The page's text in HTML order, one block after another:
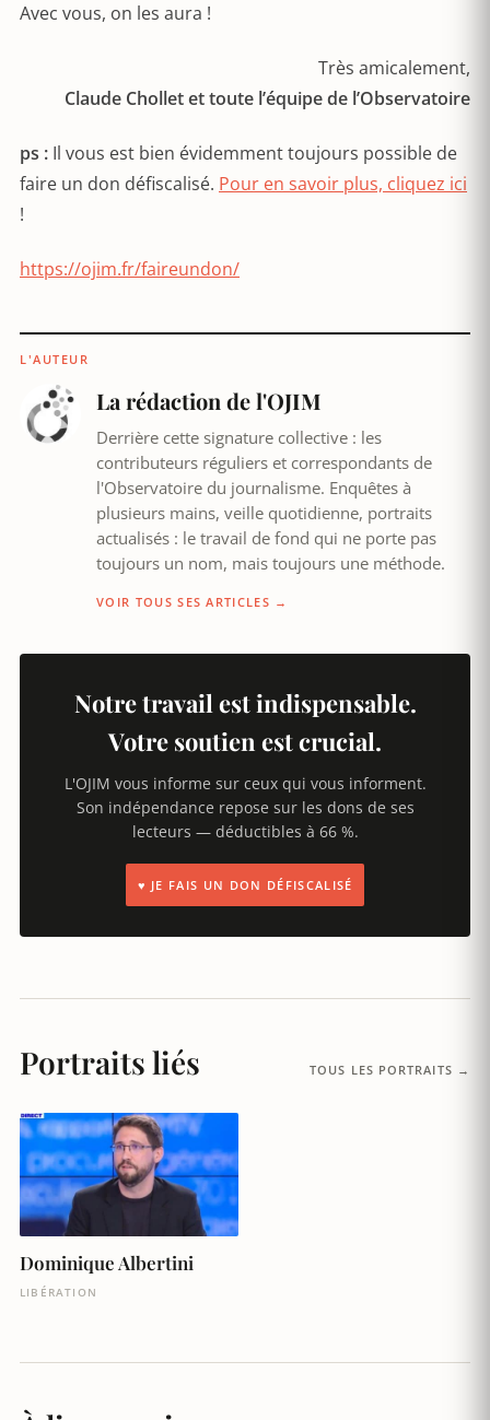
Avec vous, on les aura !
Très amicalement,
Claude Chollet et toute l’équipe de l’Observatoire
ps : Il vous est bien évidemment toujours possible de
faire un don défiscalisé. Pour en savoir plus, cliquez ici
!
https://ojim.fr/faireundon/
L'AUTEUR
La rédaction de l'OJIM
Derrière cette signature collective : les
contributeurs réguliers et correspondants de
l'Observatoire du journalisme. Enquêtes à
plusieurs mains, veille quotidienne, portraits
actualisés : le travail de fond qui ne porte pas
toujours un nom, mais toujours une méthode.
VOIR TOUS SES ARTICLES →
Notre travail est indispensable.
Votre soutien est crucial.
L'OJIM vous informe sur ceux qui vous informent.
Son indépendance repose sur les dons de ses
lecteurs — déductibles à 66 %.
♥ JE FAIS UN DON DÉFISCALISÉ
Portraits liés TOUS LES PORTRAITS →
Dominique Albertini
LIBÉRATION